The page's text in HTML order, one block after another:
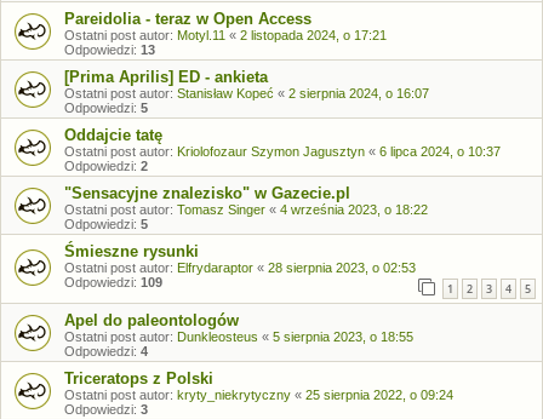
Pareidolia - teraz w Open Access
Ostatni post autor: Motyl.11 « 2 listopada 2024, o 17:21
Odpowiedzi: 13
[Prima Aprilis] ED - ankieta
Ostatni post autor: Stanisław Kopeć « 2 sierpnia 2024, o 16:07
Odpowiedzi: 5
Oddajcie tatę
Ostatni post autor: Kriolofozaur Szymon Jagusztyn « 6 lipca 2024, o 10:37
Odpowiedzi: 2
"Sensacyjne znalezisko" w Gazecie.pl
Ostatni post autor: Tomasz Singer « 4 września 2023, o 18:22
Odpowiedzi: 5
Śmieszne rysunki
Ostatni post autor: Elfrydaraptor « 28 sierpnia 2023, o 02:53
Odpowiedzi: 109 1 2 3 4 5
Apel do paleontologów
Ostatni post autor: Dunkleosteus « 5 sierpnia 2023, o 18:55
Odpowiedzi: 4
Triceratops z Polski
Ostatni post autor: kryty_niekrytyczny « 25 sierpnia 2022, o 09:24
Odpowiedzi: 3